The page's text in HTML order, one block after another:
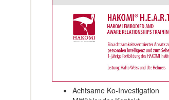
Achtsame Ko-Investigation